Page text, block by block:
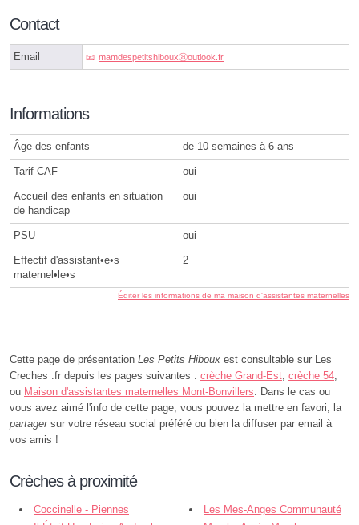
Contact
Email mamdespetitshibouxⓐoutlook.fr
Informations
Âge des enfants de 10 semaines à 6 ans
Tarif CAF oui
Accueil des enfants en situation
de handicap
oui
PSU oui
Effectif d'assistant•e•s
maternel•le•s
2
Éditer les informations de ma maison d'assistantes maternelles
Cette page de présentation Les Petits Hiboux est consultable sur Les
Creches .fr depuis les pages suivantes : crèche Grand-Est, crèche 54,
ou Maison d'assistantes maternelles Mont-Bonvillers. Dans le cas ou
vous avez aimé l'info de cette page, vous pouvez la mettre en favori, la
partagersur votre réseau social préféré ou bien la diffuser par email à
vos amis !
Crèches à proximité
Coccinelle - Piennes
Les Mes-Anges Communauté